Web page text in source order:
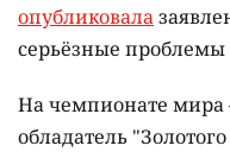
опубликовала
серьёзные проблемы
На чемпионате мира
обладатель